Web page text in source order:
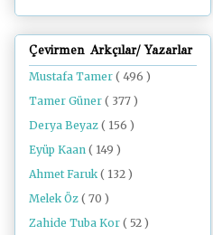
Çevirmen Arkçılar/ Yazarlar
Mustafa Tamer ( 496 )
Tamer Güner ( 377 )
Derya Beyaz ( 156 )
Eyüp Kaan ( 149 )
Ahmet Faruk( 132 )
Melek Öz ( 70 )
Zahide Tuba Kor ( 52 )